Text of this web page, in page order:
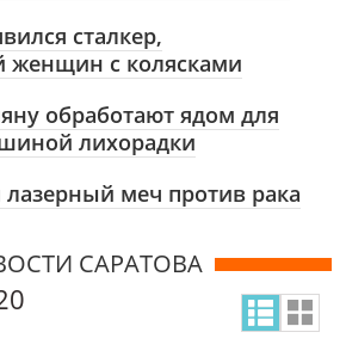
сталкер,
женщин с колясками
обработают ядом для
лихорадки
лазерный меч против рака
САРАТОВА